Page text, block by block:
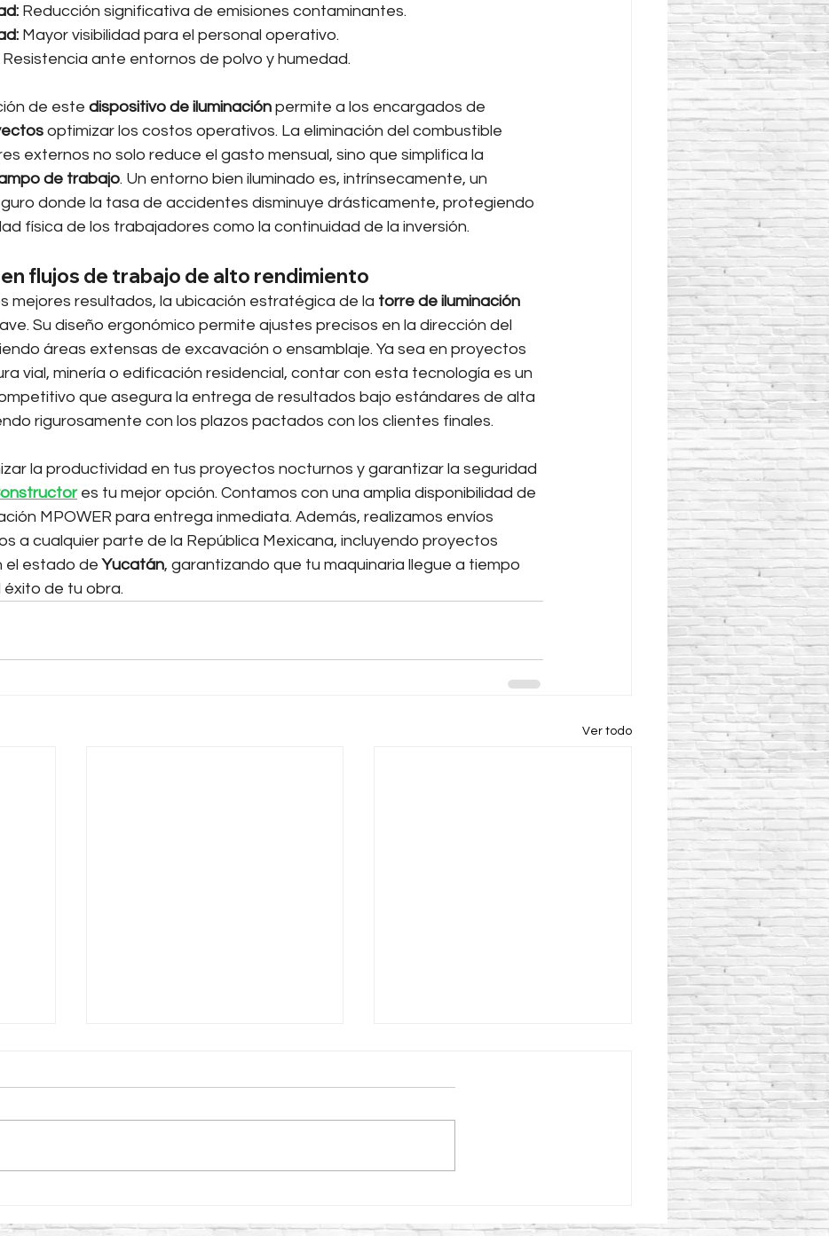
Reducción significativa de emisiones contaminantes.
Mayor visibilidad para el personal operativo.
Resistencia ante entornos de polvo y humedad.
de este dispositivo de iluminación permite a los encargados de
optimizar los costos operativos. La eliminación del combustible
externos no solo reduce el gasto mensual, sino que simplifica la
de trabajo. Un entorno bien iluminado es, intrínsecamente, un
donde la tasa de accidentes disminuye drásticamente, protegiendo
física de los trabajadores como la continuidad de la inversión.
flujos de trabajo de alto rendimiento
mejores resultados, la ubicación estratégica de la torre de iluminación
Su diseño ergonómico permite ajustes precisos en la dirección del
áreas extensas de excavación o ensamblaje. Ya sea en proyectos
vial, minería o edificación residencial, contar con esta tecnología es un
que asegura la entrega de resultados bajo estándares de alta
rigurosamente con los plazos pactados con los clientes finales.
la productividad en tus proyectos nocturnos y garantizar la seguridad
es tu mejor opción. Contamos con una amplia disponibilidad de
MPOWER para entrega inmediata. Además, realizamos envíos
a cualquier parte de la República Mexicana, incluyendo proyectos
el estado de Yucatán, garantizando que tu maquinaria llegue a tiempo
éxito de tu obra.
Ver todo